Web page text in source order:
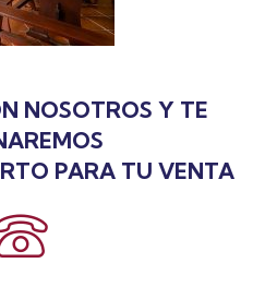
NOSOTROS Y TE
PARA TU VENTA